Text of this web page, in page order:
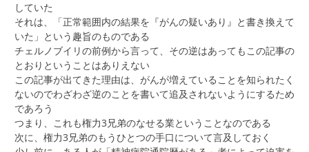
していた
それは、「正常範囲内の結果を『がんの疑いあり』と書き換えて
いた」という趣旨のものである
チェルノブイリの前例から言って、その逆はあってもこの記事の
とおりということはありえない
この記事が出てきた理由は、がんが増えていることを知られたく
ないのでわざわざ逆のことを書いて追及されないようにするため
であろう
つまり、これも権力3兄弟のなせる業ということなのである
次に、権力3兄弟のもうひとつの手口について言及しておく